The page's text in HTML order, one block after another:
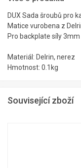
DUX Sada šroubů pro
Matice vurobena z
Pro backplate síly
Materiál: Delrin, nerez
Hmotnost: 0.1kg
Související zboží